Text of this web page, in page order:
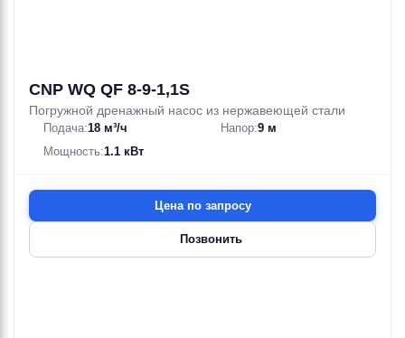
CNP WQ QF 8-9-1,1S
Погружной дренажный насос из нержавеющей стали
Подача:18 м³/ч Напор:9 м
Мощность:1.1 кВт
Цена по запросу
Позвонить